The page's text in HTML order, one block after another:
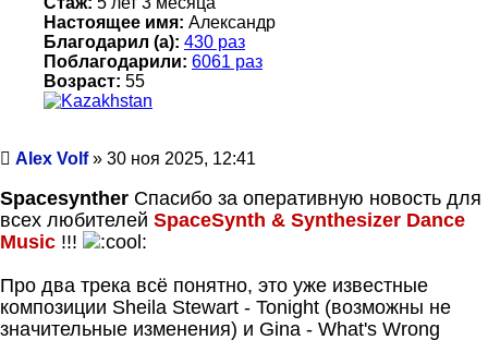
Настоящее имя: Александр
Благодарил (а): 430 раз
Поблагодарили: 6061 раз
Возраст: 55
Сообщение
Alex Volf» 30 ноя 2025, 12:41
Spacesynther Спасибо за оперативную новость для
всех любителей SpaceSynth & Synthesizer Dance
Music !!!
Про два трека всё понятно, это уже известные
композиции Sheila Stewart - Tonight (возможны не
значительные изменения) и Gina - What's Wrong